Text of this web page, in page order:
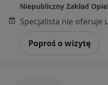
Poproś o wizytę